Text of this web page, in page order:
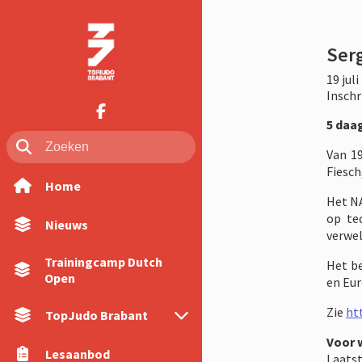
Home
Nieuws
Trainingcamp Dutch
Open
TopJudo Brabant
Over ons
Lesaanbod
19 juli
5
Van
Het
op
Het
en
Zie
Voor